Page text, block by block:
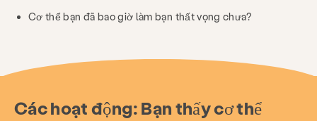
Cơ thể bạn đã bao giờ làm bạn thất vọng chưa?
Các hoạt động: Bạn thấy cơ thể